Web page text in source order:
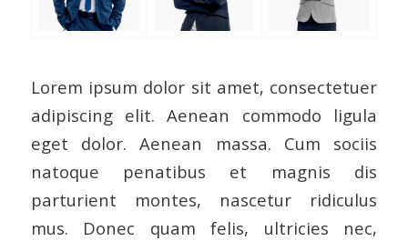
Lorem ipsum dolor sit amet, consectetuer
adipiscing elit. Aenean commodo ligula
eget dolor. Aenean massa. Cum sociis
natoque penatibus et magnis dis
parturient montes, nascetur ridiculus
mus. Donec quam felis, ultricies nec,